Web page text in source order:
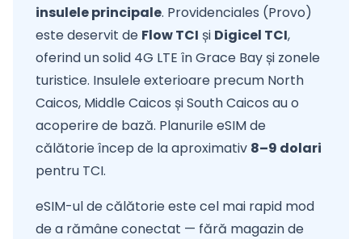
insulele principale. Providenciales (Provo)
este deservit de Flow TCI și Digicel TCI,
oferind un solid 4G LTE în Grace Bay și zonele
turistice. Insulele exterioare precum North
Caicos, Middle Caicos și South Caicos au o
acoperire de bază. Planurile eSIM de
călătorie încep de la aproximativ 8–9 dolari
pentru TCI.
eSIM-ul de călătorie este cel mai rapid mod
de a rămâne conectat — fără magazin de